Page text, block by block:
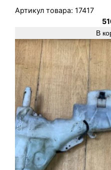
Артикул товара: 17417
В